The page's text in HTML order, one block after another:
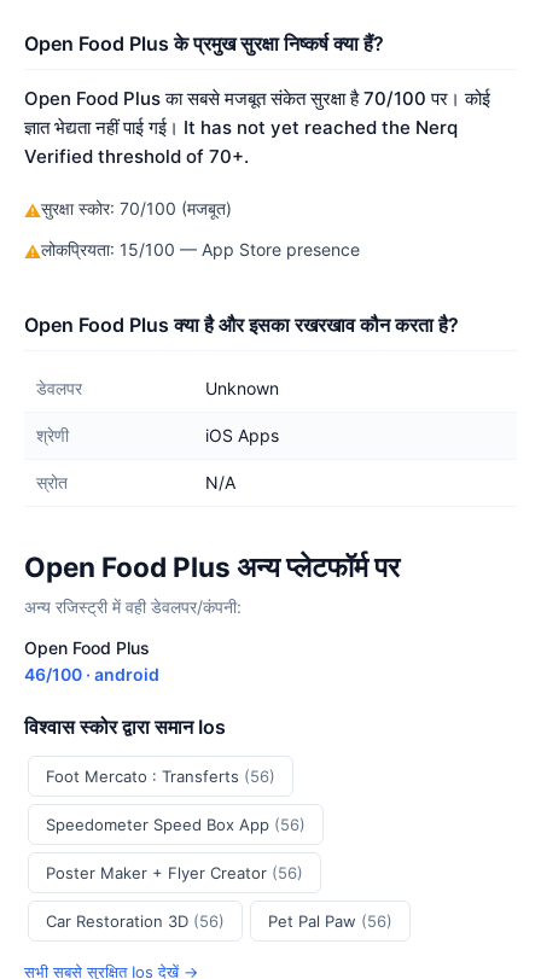
Open Food Plus के प्रमुख सुरक्षा निष्कर्ष क्या हैं?
Open Food Plus का सबसे मजबूत संकेत सुरक्षा है 70/100 पर। कोई
ज्ञात भेद्यता नहीं पाई गई। It has not yet reached the Nerq
Verified threshold of 70+.
⚠सुरक्षा स्कोर: 70/100 (मजबूत)
⚠लोकप्रियता: 15/100 — App Store presence
Open Food Plus क्या है और इसका रखरखाव कौन करता है?
डेवलपर Unknown
श्रेणी iOS Apps
स्रोत N/A
Open Food Plus अन्य प्लेटफॉर्म पर
अन्य रजिस्ट्री में वही डेवलपर/कंपनी:
Open Food Plus
46/100 · android
विश्वास स्कोर द्वारा समान Ios
Foot Mercato : Transferts (56)
Speedometer Speed Box App (56)
Poster Maker + Flyer Creator (56)
Car Restoration 3D (56) Pet Pal Paw (56)
सभी सबसे सुरक्षित Ios देखें →